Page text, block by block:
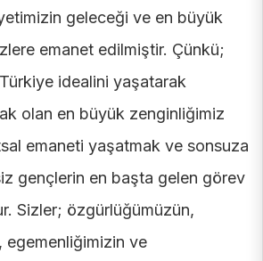
geleceği ve en büyük
emanet edilmiştir. Çünkü;
idealini yaşatarak
olan en büyük zenginliğimiz
emaneti yaşatmak ve sonsuza
gençlerin en başta gelen görev
Sizler; özgürlüğümüzün,
egemenliğimizin ve